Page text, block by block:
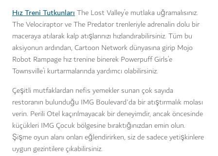
Hız Treni TutkunlarıThe Lost Valley’e mutlaka uğramalısınız.
The Velociraptor ve The Predator trenleriyle adrenalin dolu bir
maceraya atılarak kalp atışlarınızı hızlandırabilirsiniz. Tüm bu
aksiyonun ardından, Cartoon Network dünyasına girip Mojo
Robot Rampage hız trenine binerek Powerpuff Girls’e
Townsville’i kurtarmalarında yardımcı olabilirsiniz.
Çeşitli mutfaklardan nefis yemekler sunan çok sayıda
restoranın bulunduğu IMG Boulevard'da bir atıştırmalık molası
verin. Perili Otel kaçırılmayacak bir deneyimdir, ancak öncesinde
küçükleri IMG Çocuk bölgesine bıraktığınızdan emin olun.
Şişme oyun alanı onları eğlendirirken, siz de sadece yetişkinlere
uygun gezintilere çıkabilirsiniz.